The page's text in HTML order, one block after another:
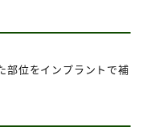
部位をインプラントで補